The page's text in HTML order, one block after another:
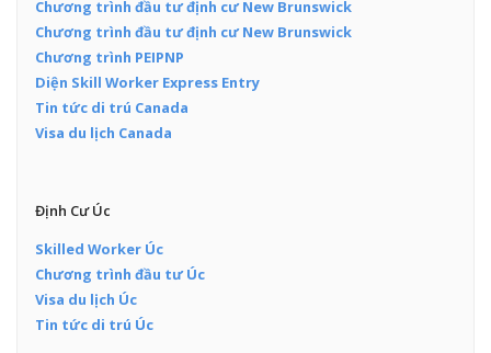
Chương trình đầu tư định cư New Brunswick
Chương trình đầu tư định cư New Brunswick
Chương trình PEIPNP
Diện Skill Worker Express Entry
Tin tức di trú Canada
Visa du lịch Canada
Định Cư Úc
Skilled Worker Úc
Chương trình đầu tư Úc
Visa du lịch Úc
Tin tức di trú Úc